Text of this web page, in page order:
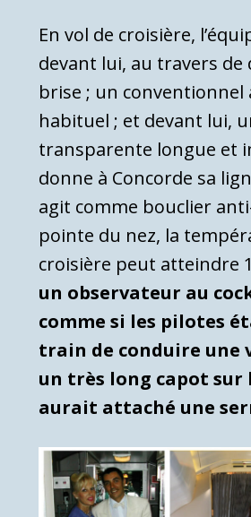
En vol de croisière,
devant lui, au travers de
brise ; un conventionnel
habituel ; et devant lui,
transparente longue et
donne à Concorde sa
agit comme bouclier
pointe du nez, la
croisière peut atteindre
un observateur au
comme si les pilotes
train de conduire une
un très long capot sur
aurait attaché une